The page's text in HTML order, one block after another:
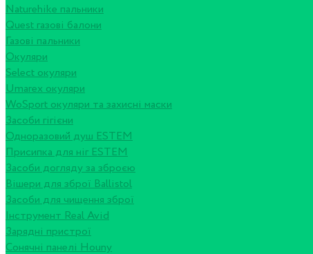
Naturehike пальники
Quest газові балони
Газові пальники
Окуляри
Select окуляри
Umarex окуляри
WoSport окуляри та захисні маски
Засоби гігієни
Одноразовий душ ESTEM
Присипка для ніг ESTEM
Засоби догляду за зброєю
Вішери для зброї Ballistol
Засоби для чищення зброї
Інструмент Real Avid
Зарядні пристрої
Сонячні панелі Houny